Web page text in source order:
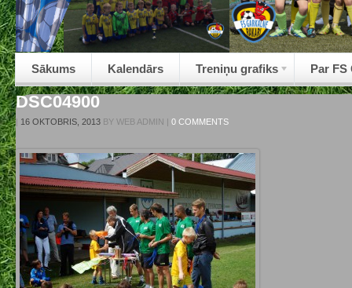
Sākums Kalendārs Treniņu grafiks Par FS
DSC04900
| 16 OKTOBRIS, 2013 BY WEB ADMIN | 0 COMMENTS